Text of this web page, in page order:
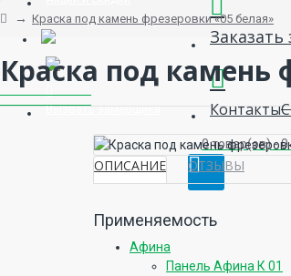
Вызвать замерщика
Заказать
Контакты
0 товар(ов) - 0
Краска под камень фрезеровки «05 белая»
Краска под камень
ОПИСАНИЕ ОТЗЫВЫ
Применяемость
Афина
Панель Афина К 01